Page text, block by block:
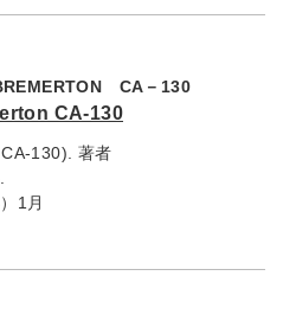
CA－130
CA-130
130). 著者
1月